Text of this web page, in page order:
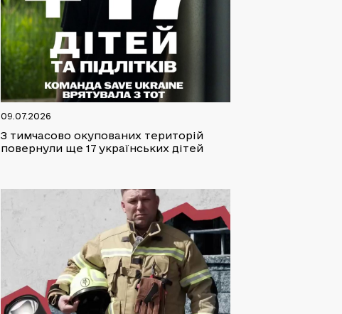
09.07.2026
З тимчасово окупованих територій
повернули ще 17 українських дітей